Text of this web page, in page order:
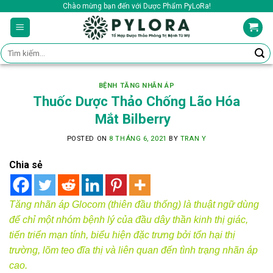
content
Chào mừng bạn đến với Dược Phẩm PyLoRa!
Tìm
kiếm:
BỆNH TĂNG NHÃN ÁP
Thuốc Dược Thảo Chống Lão Hóa
Mắt Bilberry
POSTED ON 8 THÁNG 6, 2021 BY TRAN Y
Chia sẻ
Tăng nhãn áp Glocom (thiên đầu thống) là thuật ngữ dùng
để chỉ một nhóm bệnh lý của đầu dây thần kinh thị giác,
tiến triển mạn tính, biểu hiện đặc trưng bởi tổn hại thị
trường, lõm teo đĩa thị và liên quan đến tình trạng nhãn áp
cao.